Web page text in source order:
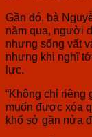
Gần đó, bà
năm qua, người
nhưng sống vất
nhưng khi nghĩ
lực.
“Không chỉ
muốn được xóa
khổ sở gần nửa